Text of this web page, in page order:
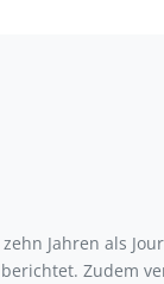
Jahren als
Zudem